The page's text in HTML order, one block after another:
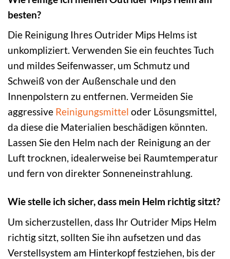
besten?
Die Reinigung Ihres Outrider Mips Helms ist
unkompliziert. Verwenden Sie ein feuchtes Tuch
und mildes Seifenwasser, um Schmutz und
Schweiß von der Außenschale und den
Innenpolstern zu entfernen. Vermeiden Sie
aggressive Reinigungsmittel oder Lösungsmittel,
da diese die Materialien beschädigen könnten.
Lassen Sie den Helm nach der Reinigung an der
Luft trocknen, idealerweise bei Raumtemperatur
und fern von direkter Sonneneinstrahlung.
Wie stelle ich sicher, dass mein Helm richtig sitzt?
Um sicherzustellen, dass Ihr Outrider Mips Helm
richtig sitzt, sollten Sie ihn aufsetzen und das
Verstellsystem am Hinterkopf festziehen, bis der